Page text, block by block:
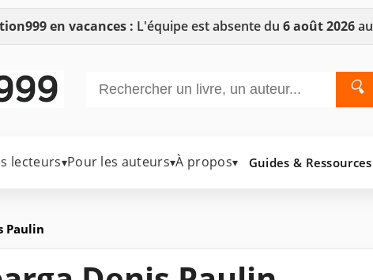
en vacances : L'équipe est absente du 6 août 2026au
🔍
lecteurs▾Pour les auteurs▾À propos▾ Guides & Ressources
Paulin